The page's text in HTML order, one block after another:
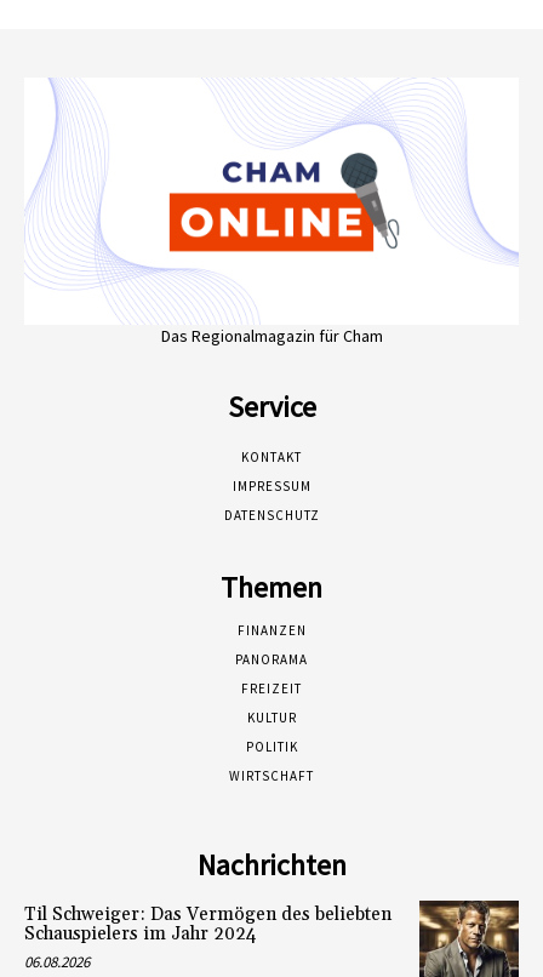
Das Regionalmagazin für Cham
Service
KONTAKT
IMPRESSUM
DATENSCHUTZ
Themen
FINANZEN
PANORAMA
FREIZEIT
KULTUR
POLITIK
WIRTSCHAFT
Nachrichten
Til Schweiger: Das Vermögen des beliebten
Schauspielers im Jahr 2024
06.08.2026